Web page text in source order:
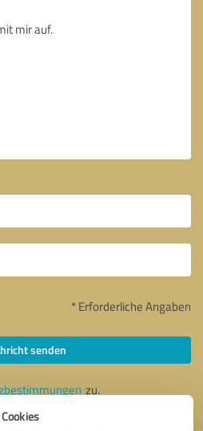
* Erforderliche Angaben
senden
zu.